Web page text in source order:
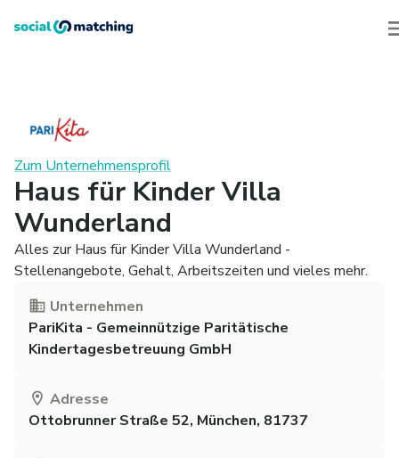
Zum Unternehmensprofil
Haus für Kinder Villa
Wunderland
Alles zur Haus für Kinder Villa Wunderland -
Stellenangebote, Gehalt, Arbeitszeiten und vieles mehr.
Unternehmen
PariKita - Gemeinnützige Paritätische
Kindertagesbetreuung GmbH
Adresse
Ottobrunner Straße 52, München, 81737